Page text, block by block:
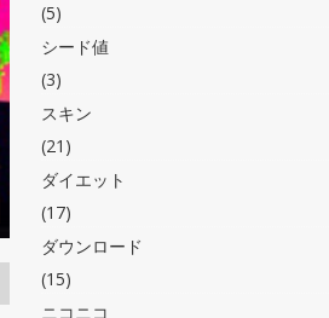
(5)
シード値
(3)
スキン
(21)
ダイエット
(17)
ダウンロード
(15)
ニコニコ